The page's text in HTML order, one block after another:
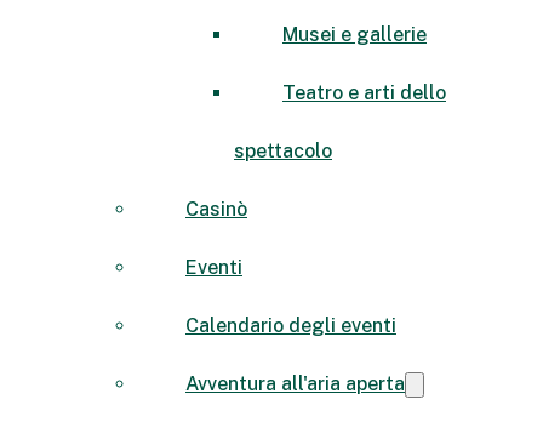
Musei e gallerie
Teatro e arti dello
spettacolo
Casinò
Eventi
Calendario degli eventi
Avventura all'aria aperta